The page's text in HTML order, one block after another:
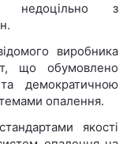
недоцільно з
виробника
що обумовлено
демократичною
опалення.
якості